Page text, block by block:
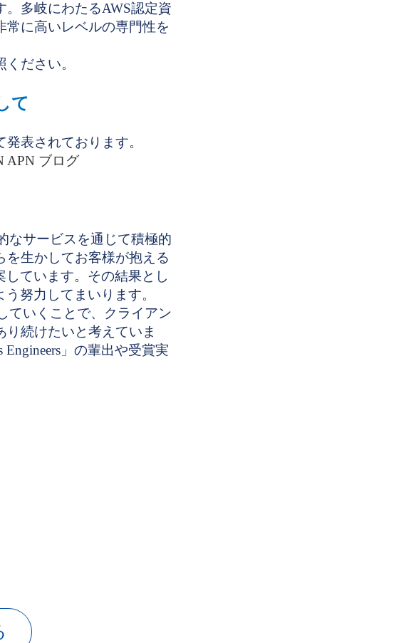
多岐にわたるAWS認定資
に高いレベルの専門性を
ださい。
て
表されております。
APN ブログ
なサービスを通じて積極的
を生かしてお客様が抱える
ています。その結果とし
う努力してまいります。
ていくことで、クライアン
り続けたいと考えていま
」の輩出や受賞実